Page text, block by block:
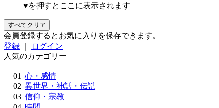
♥を押すとここに表示されます
すべてクリア
会員登録するとお気に入りを保存できます。
登録
ログイン
人気のカテゴリー
心・感情
異世界・神話・伝説
信仰・宗教